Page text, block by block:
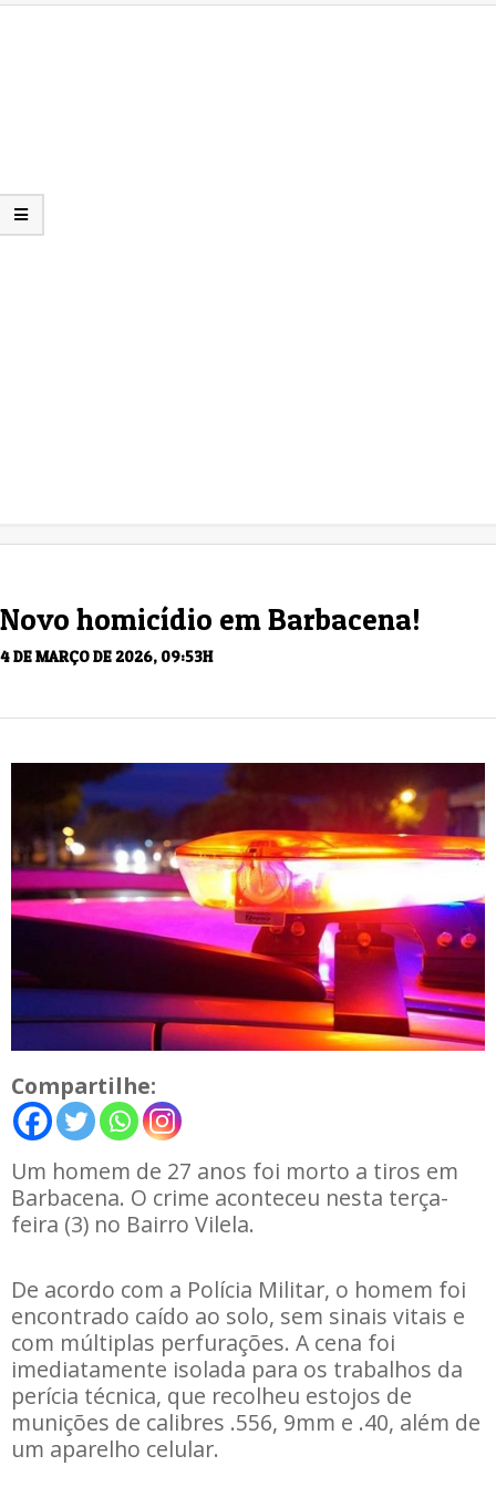
Novo homicídio em Barbacena!
4 DE MARÇO DE 2026, 09:53H
Compartilhe:
Um homem de 27 anos foi morto a tiros em
Barbacena. O crime aconteceu nesta terça-
feira (3) no Bairro Vilela.
De acordo com a Polícia Militar, o homem foi
encontrado caído ao solo, sem sinais vitais e
com múltiplas perfurações. A cena foi
imediatamente isolada para os trabalhos da
perícia técnica, que recolheu estojos de
munições de calibres .556, 9mm e .40, além de
um aparelho celular.